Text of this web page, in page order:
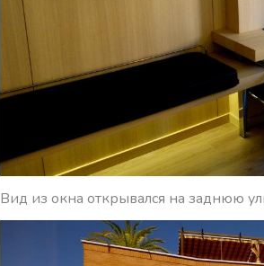
Вид из окна открывался на заднюю